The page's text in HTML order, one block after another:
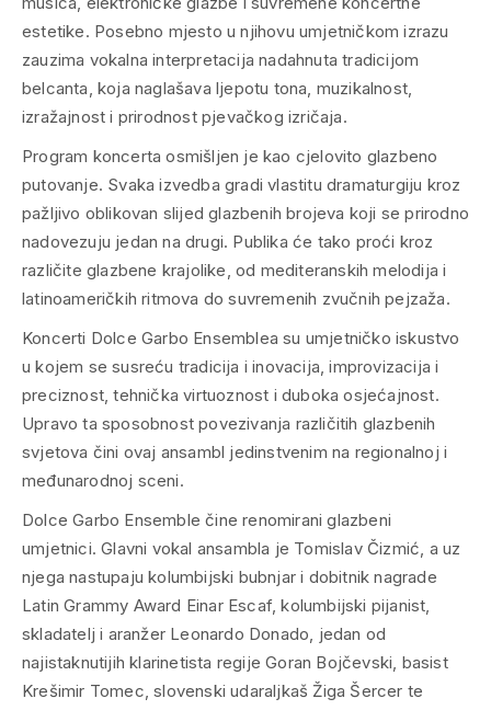
estetike. Posebno mjesto u njihovu umjetničkom izrazu
zauzima vokalna interpretacija nadahnuta tradicijom
belcanta, koja naglašava ljepotu tona, muzikalnost,
izražajnost i prirodnost pjevačkog izričaja.
Program koncerta osmišljen je kao cjelovito glazbeno
putovanje. Svaka izvedba gradi vlastitu dramaturgiju kroz
pažljivo oblikovan slijed glazbenih brojeva koji se prirodno
nadovezuju jedan na drugi. Publika će tako proći kroz
različite glazbene krajolike, od mediteranskih melodija i
latinoameričkih ritmova do suvremenih zvučnih pejzaža.
Koncerti Dolce Garbo Ensemblea su umjetničko iskustvo
u kojem se susreću tradicija i inovacija, improvizacija i
preciznost, tehnička virtuoznost i duboka osjećajnost.
Upravo ta sposobnost povezivanja različitih glazbenih
svjetova čini ovaj ansambl jedinstvenim na regionalnoj i
međunarodnoj sceni.
Dolce Garbo Ensemble čine renomirani glazbeni
umjetnici. Glavni vokal ansambla je Tomislav Čizmić, a uz
njega nastupaju kolumbijski bubnjar i dobitnik nagrade
Latin Grammy Award Einar Escaf, kolumbijski pijanist,
skladatelj i aranžer Leonardo Donado, jedan od
najistaknutijih klarinetista regije Goran Bojčevski, basist
Krešimir Tomec, slovenski udaraljkaš Žiga Šercer te